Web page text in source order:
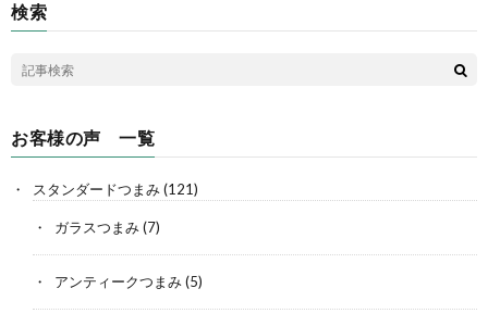
検索
お客様の声 一覧
スタンダードつまみ(121)
ガラスつまみ(7)
アンティークつまみ(5)